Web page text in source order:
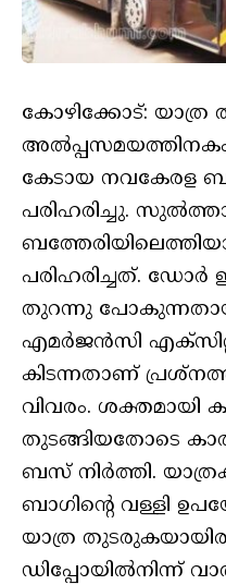
കോഴിക്കോട്: യാത്ര
കേടായ നവകേരള
പരിഹരിച്ചു.
പരിഹരിച്ചത്. ഡോർ
തുറന്നു
എമർജൻസി
കിടന്നതാണ്
വിവരം. ശക്തമായി
തുടങ്ങിയതോടെ
ബസ് നിർത്തി.
ബാഗിന്റെ വള്ളി
യാത്ര
ഡിപ്പോയിൽനിന്ന്